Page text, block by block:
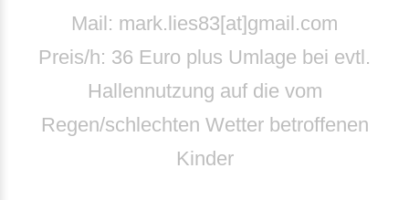
Mail: mark.lies83[at]gmail.com
Preis/h: 36 Euro plus Umlage bei evtl.
Hallennutzung auf die vom
Regen/schlechten Wetter betroffenen
Kinder